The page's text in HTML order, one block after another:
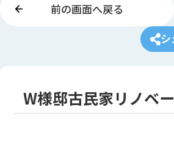
前の画面へ戻る
W様邸古民家リノベ